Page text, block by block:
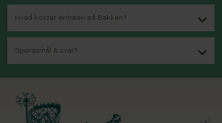
Hvad koster entréen på Bakken?
Spørgsmål & svar?